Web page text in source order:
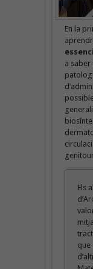
En la
a saber
Els
que